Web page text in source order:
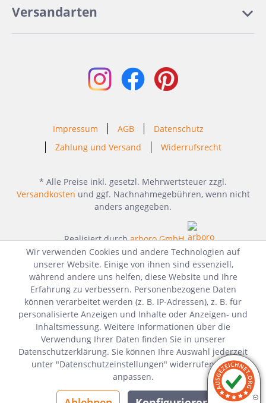
Versandarten
Impressum AGB
Datenschutz
Zahlung und Versand
Widerrufsrecht
* Alle Preise inkl. gesetzl. Mehrwertsteuer zzgl.
Versandkosten und ggf. Nachnahmegebühren, wenn nicht
anders angegeben.
Realisiert durcharboro GmbH
Wir verwenden Cookies und andere Technologien auf
unserer Website. Einige von ihnen sind essenziell,
während andere uns helfen, diese Website und Ihre
Erfahrung zu verbessern. Personenbezogene Daten
können verarbeitet werden (z. B. IP-Adressen), z. B. für
personalisierte Anzeigen und Inhalte oder Anzeigen- und
Inhaltsmessung. Weitere Informationen über die
Verwendung Ihrer Daten finden Sie in unserer
Datenschutzerklärung. Sie können Ihre Auswahl jederzeit
unter "Datenschutzeinstellungen" widerrufen oder
anpassen.